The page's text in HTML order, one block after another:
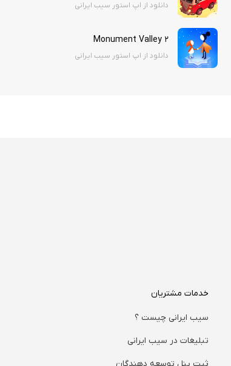
دانلود از اپ استور سیب ایرانی
Monument Valley ۲
دانلود از اپ استور سیب ایرانی
خدمات مشتریان
سیب ایرانی چیست ؟
تبلیغات در سیب ایرانی
ثبت پنل توسعه دهندگان